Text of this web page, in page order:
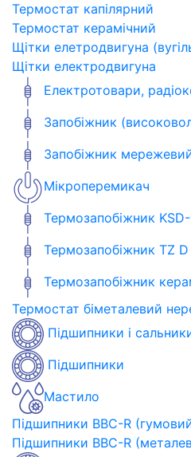
Термостат капілярний
Термостат керамічний
Щітки елетродвигуна
Щітки електродвигуна
Електротовари,
Запобіжник
Запобіжник
Мікроперемикач
Термозапобіжник
Термозапобіжник TZ D
Термозапобіжник
Термостат біметалевий
Підшипники і
Підшипники
Мастило
Підшипники BBC-R
Підшипники BBC-R